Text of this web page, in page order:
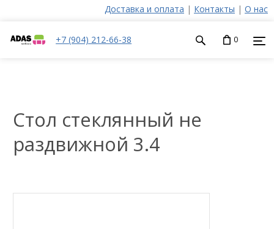
Доставка и оплата | Контакты | О нас
+7 (904) 212-66-38 0
Стол стеклянный не
раздвижной 3.4